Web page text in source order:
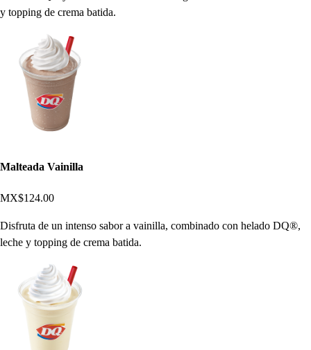
y topping de crema batida.
Malteada Vainilla
MX$124.00
Disfruta de un intenso sabor a vainilla, combinado con helado DQ®,
leche y topping de crema batida.